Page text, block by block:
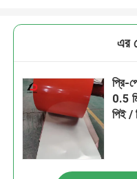
এর
প্রি-
0.5
পিই /